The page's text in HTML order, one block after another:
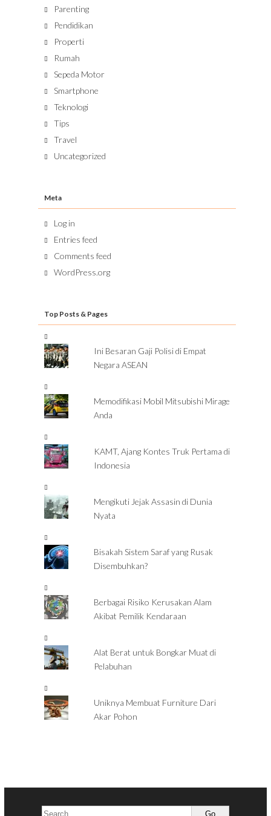
Parenting
Pendidikan
Properti
Rumah
Sepeda Motor
Smartphone
Teknologi
Tips
Travel
Uncategorized
Meta
Log in
Entries feed
Comments feed
WordPress.org
Top Posts & Pages
Ini Besaran Gaji Polisi di Empat
Negara ASEAN
Memodifikasi Mobil Mitsubishi Mirage
Anda
KAMT, Ajang Kontes Truk Pertama di
Indonesia
Mengikuti Jejak Assasin di Dunia
Nyata
Bisakah Sistem Saraf yang Rusak
Disembuhkan?
Berbagai Risiko Kerusakan Alam
Akibat Pemilik Kendaraan
Alat Berat untuk Bongkar Muat di
Pelabuhan
Uniknya Membuat Furniture Dari
Akar Pohon